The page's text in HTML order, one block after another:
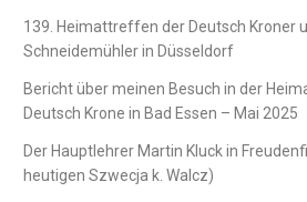
139. Heimattreffen der Deutsch Kroner
Schneidemühler in Düsseldorf
Bericht über meinen Besuch in der
Deutsch Krone in Bad Essen – Mai 2025
Der Hauptlehrer Martin Kluck in
heutigen Szwecja k. Walcz)